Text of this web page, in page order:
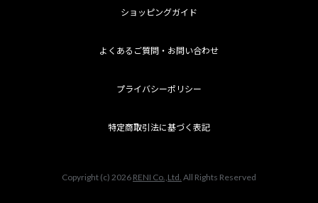
ショッピングガイド
よくあるご質問・お問い合わせ
プライバシーポリシー
特定商取引法に基づく表記
Copyright (c) 2026 RENI Co.,Ltd. All Rights Reserved